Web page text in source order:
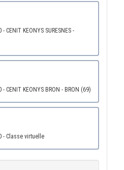
le 19/10/26 de 09:00 à 17:00 - CENIT KEONYS BRON - BRON (69)
le 16/11/26 de 09:00 à 17:00 - Classe virtuelle